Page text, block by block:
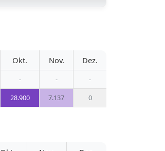
Okt. Nov. Dez.
- -
-
28.900 7.137 0